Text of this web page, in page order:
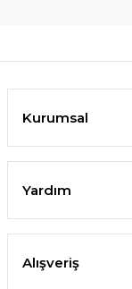
Kurumsal
Yardım
Alışveriş